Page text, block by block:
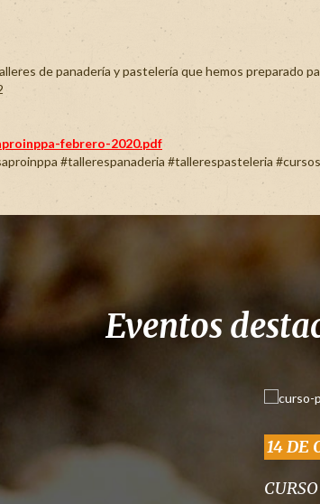
de panadería y pastelería que hemos preparado
febrero-2020.pdf
#tallerespanaderia #tallerespasteleria #
Eventos
14 DE